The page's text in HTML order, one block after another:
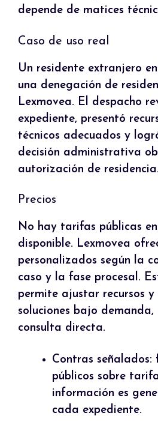
depende de matices
Caso de uso real
Un residente extranjero
una denegación de
Lexmovea. El despacho
expediente, presentó
técnicos adecuados y
decisión administrativa
autorización de residencia.
Precios
No hay tarifas públicas
disponible. Lexmovea
personalizados según la
caso y la fase procesal.
permite ajustar recursos y
soluciones bajo demanda,
consulta directa.
Contras
públicos sobre
información es
cada expediente.